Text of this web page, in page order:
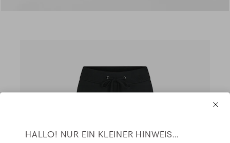
HALLO! NUR EIN KLEINER HINWEIS...